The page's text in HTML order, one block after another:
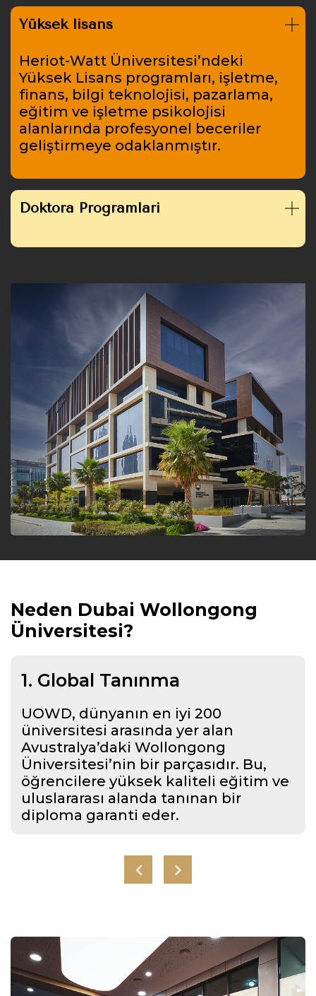
Yüksek lisans
Heriot-Watt Üniversitesi’ndeki
Yüksek Lisans programları, işletme,
finans, bilgi teknolojisi, pazarlama,
eğitim ve işletme psikolojisi
alanlarında profesyonel beceriler
geliştirmeye odaklanmıştır.
Doktora Programları
Neden Dubai Wollongong
Üniversitesi?
1. Global Tanınma
UOWD, dünyanın en iyi 200
üniversitesi arasında yer alan
Avustralya’daki Wollongong
Üniversitesi’nin bir parçasıdır. Bu,
öğrencilere yüksek kaliteli eğitim ve
uluslararası alanda tanınan bir
diploma garanti eder.